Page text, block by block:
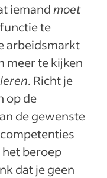
iemand moet
te
arbeidsmarkt
meer te kijken
. Richt je
op de
de gewenste
beroep
dat je geen